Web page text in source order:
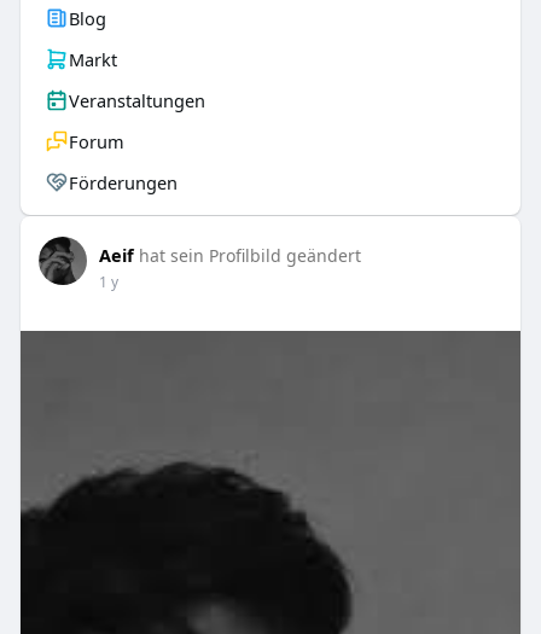
Blog
Markt
Veranstaltungen
Forum
Förderungen
Aeif hat sein Profilbild geändert
1 y